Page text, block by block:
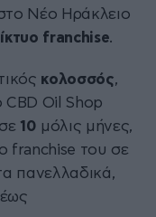
Νέο Ηράκλειο
franchise.
κολοσσός,
CBD Oil Shop
10 μόλις μήνες,
franchise του σε
πανελλαδικά,